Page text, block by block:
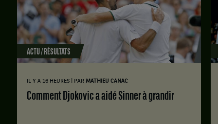
ACTU / RÉSULTATS
IL Y A 16 HEURES PAR MATHIEU CANAC
Comment Djokovic a aidé Sinner à grandir